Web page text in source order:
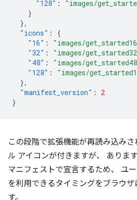
"128" :
"images/
}
},
"icons" :
{
"16" : "images/
"32" : "images/
"48" : "images/
"128" :
"images/
},
"manifest_version" :
2
}
この段階で拡張機能が再読み込み
ル アイコンが付きますが、 あります
マニフェストで宣言するため、 ユ
を利用できるタイミングをブラウ
す。